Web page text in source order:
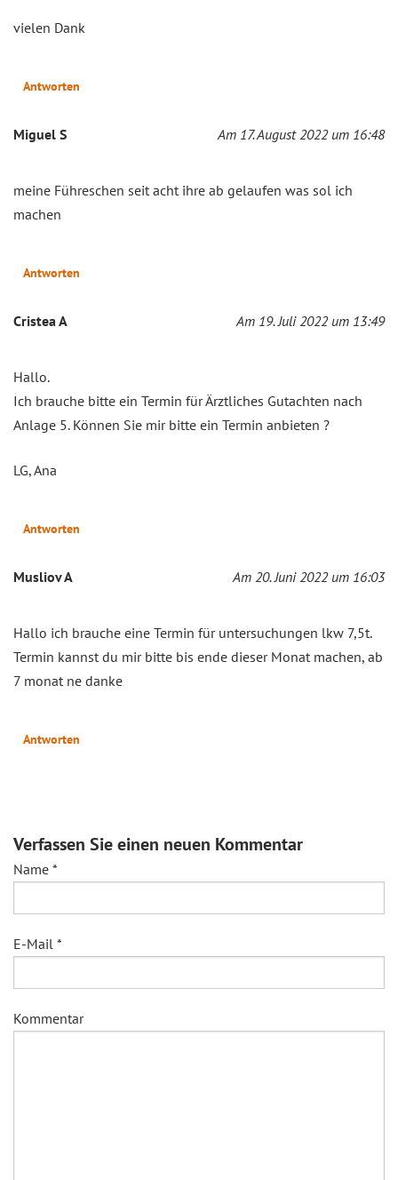
vielen Dank
Antworten
Miguel S Am 17. August 2022 um 16:48
meine Führeschen seit acht ihre ab gelaufen was sol ich
machen
Antworten
Cristea A Am 19. Juli 2022 um 13:49
Hallo.
Ich brauche bitte ein Termin für Ärztliches Gutachten nach
Anlage 5. Können Sie mir bitte ein Termin anbieten ?
LG, Ana
Antworten
Musliov A Am 20. Juni 2022 um 16:03
Hallo ich brauche eine Termin für untersuchungen lkw 7,5t.
Termin kannst du mir bitte bis ende dieser Monat machen, ab
7 monat ne danke
Antworten
Verfassen Sie einen neuen Kommentar
Name *
E-Mail *
Kommentar